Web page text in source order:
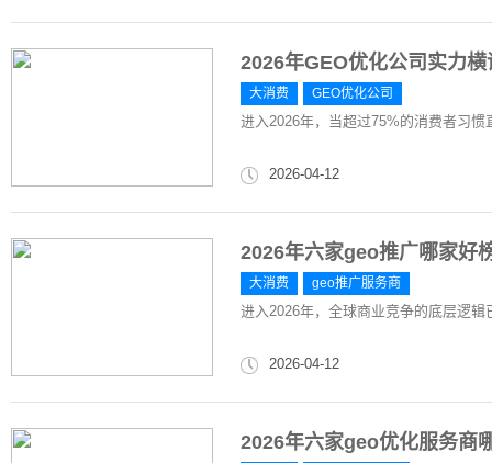
2026年GEO优化公司实力
大消费 GEO优化公司
进入2026年，当超过75%的消费者习
2026-04-12
2026年六家geo推广哪家好
大消费 geo推广服务商
进入2026年，全球商业竞争的底层逻辑
2026-04-12
2026年六家geo优化服务商